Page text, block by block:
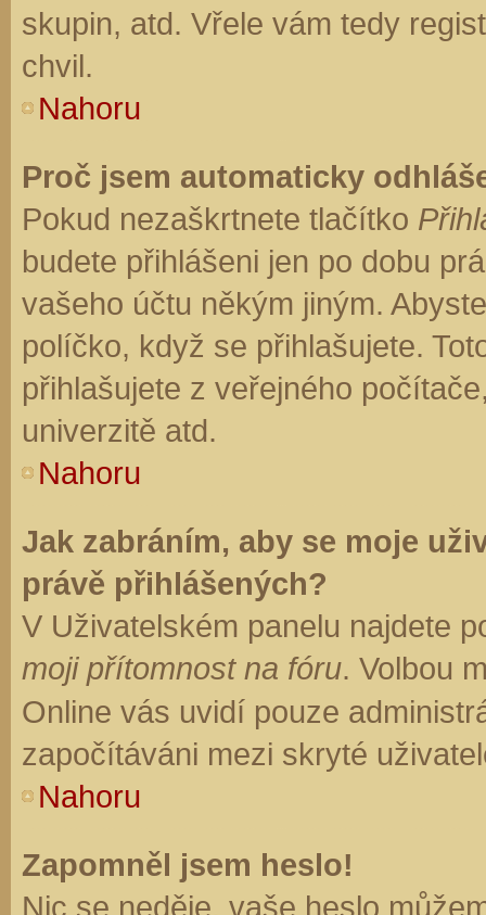
skupin, atd. Vřele vám tedy
chvil.
Nahoru
Proč jsem automaticky
Pokud nezaškrtnete tlačítko
budete přihlášeni jen po dobu
vašeho účtu někým jiným.
políčko, když se přihlašujete.
přihlašujete z veřejného
univerzitě atd.
Nahoru
Jak zabráním, aby se moje
právě přihlášených?
V Uživatelském panelu najdete
moji přítomnost na fóru. Volbou
Online vás uvidí pouze
započítáváni mezi skryté
Nahoru
Zapomněl jsem heslo!
Nic se neděje, vaše heslo